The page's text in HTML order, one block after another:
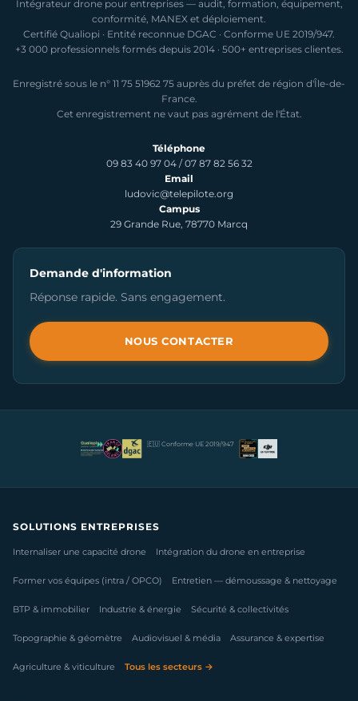
Intégrateur drone pour entreprises — audit, formation, équipement,
conformité, MANEX et déploiement.
Certifié Qualiopi · Entité reconnue DGAC · Conforme UE 2019/947.
+3 000 professionnels formés depuis 2014 · 500+ entreprises clientes.
Enregistré sous le n° 11 75 51962 75 auprès du préfet de région d'Île-de-
France.
Cet enregistrement ne vaut pas agrément de l'État.
Téléphone
09 83 40 97 04 /07 87 82 56 32
Email
ludovic@telepilote.org
Campus
29 Grande Rue, 78770 Marcq
Demande d'information
Réponse rapide. Sans engagement.
NOUS CONTACTER
🇪🇺 Conforme UE 2019/947
SOLUTIONS ENTREPRISES
Internaliser une capacité drone Intégration du drone en entreprise
Former vos équipes (intra / OPCO) Entretien — démoussage & nettoyage
BTP & immobilier Industrie & énergie Sécurité & collectivités
Topographie & géomètre Audiovisuel & média Assurance & expertise
Agriculture & viticulture Tous les secteurs →